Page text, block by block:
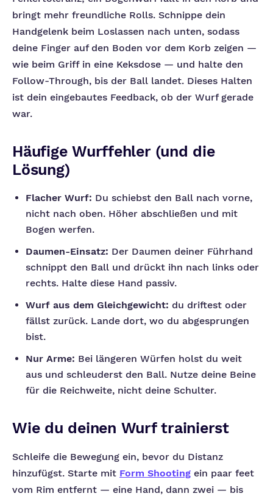
bringt mehr freundliche Rolls. Schnippe dein
Handgelenk beim Loslassen nach unten, sodass
deine Finger auf den Boden vor dem Korb zeigen —
wie beim Griff in eine Keksdose — und halte den
Follow-Through, bis der Ball landet. Dieses Halten
ist dein eingebautes Feedback, ob der Wurf gerade
war.
Häufige Wurffehler (und die
Lösung)
Flacher Wurf: Du schiebst den Ball nach vorne,
nicht nach oben. Höher abschließen und mit
Bogen werfen.
Daumen-Einsatz: Der Daumen deiner Führhand
schnippt den Ball und drückt ihn nach links oder
rechts. Halte diese Hand passiv.
Wurf aus dem Gleichgewicht: du driftest oder
fällst zurück. Lande dort, wo du abgesprungen
bist.
Nur Arme: Bei längeren Würfen holst du weit
aus und schleuderst den Ball. Nutze deine Beine
für die Reichweite, nicht deine Schulter.
Wie du deinen Wurf trainierst
Schleife die Bewegung ein, bevor du Distanz
hinzufügst. Starte mit Form Shooting ein paar feet
vom Rim entfernt — eine Hand, dann zwei — bis